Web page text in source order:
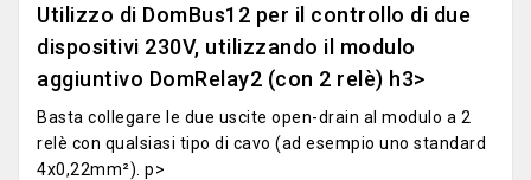
Utilizzo di DomBus12 per il controllo di due
dispositivi 230V, utilizzando il modulo
aggiuntivo DomRelay2 (con 2 relè) h3>
Basta collegare le due uscite open-drain al modulo a 2
relè con qualsiasi tipo di cavo (ad esempio uno standard
4x0,22mm²). p>